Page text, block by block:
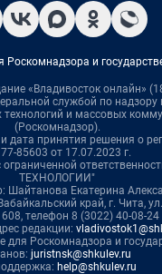
Роскомнадзора и
«Владивосток онлайн»
службой по надзору
и массовых
(Роскомнадзор).
дата принятия решения о
85603 от 17.07.2023 г.
ограниченной
ТЕХНОЛОГИИ"
Шайтанова Екатерина
край, г. Чита,
608, телефон 8 (3022) 40-08-24
редакции:
для Роскомнадзора и
juristnsk@shkulev.ru
help@shkulev.ru